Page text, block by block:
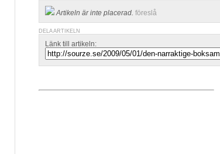
Artikeln är inte placerad. föreslå
DELA ARTIKELN
Länk till artikeln: